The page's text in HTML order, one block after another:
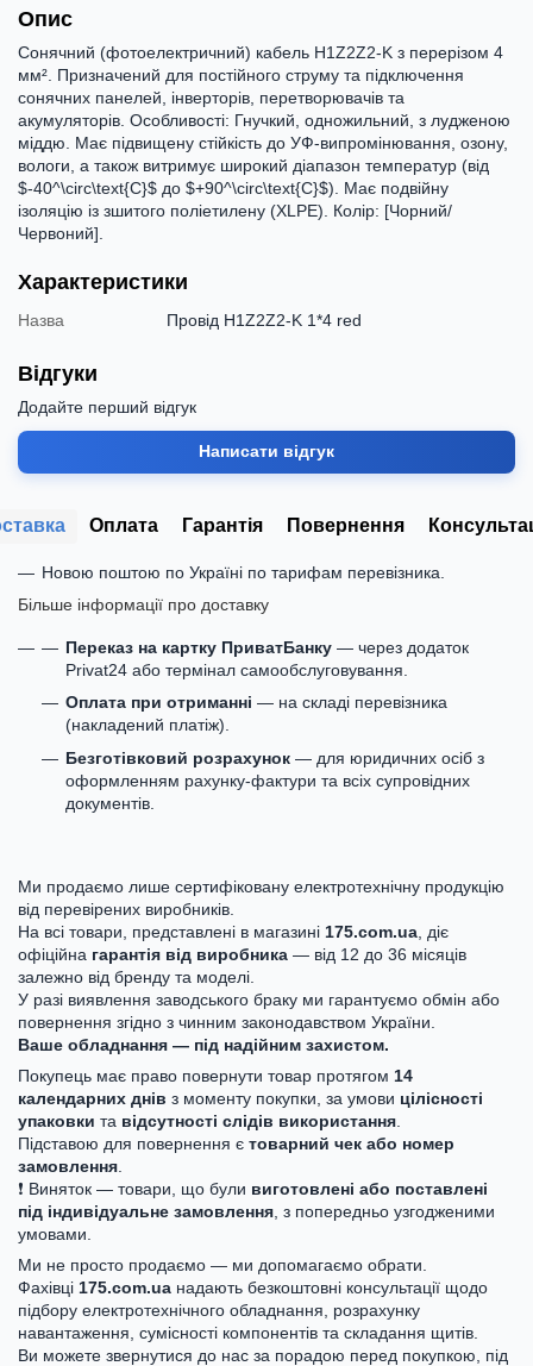
Опис
Сонячний (фотоелектричний) кабель H1Z2Z2-K з перерізом 4
мм². Призначений для постійного струму та підключення
сонячних панелей, інверторів, перетворювачів та
акумуляторів. Особливості: Гнучкий, одножильний, з лудженою
міддю. Має підвищену стійкість до УФ-випромінювання, озону,
вологи, а також витримує широкий діапазон температур (від
$-40^\circ\text{C}$ до $+90^\circ\text{C}$). Має подвійну
ізоляцію із зшитого поліетилену (XLPE). Колір: [Чорний/
Червоний].
Характеристики
Назва Провід H1Z2Z2-K 1*4 red
Відгуки
Додайте перший відгук
Написати відгук
Оплата Гарантія Повернення
Новою поштою по Україні по тарифам перевізника.
Більше інформації про доставку
Переказ на картку ПриватБанку — через додаток
Privat24 або термінал самообслуговування.
Оплата при отриманні — на складі перевізника
(накладений платіж).
Безготівковий розрахунок — для юридичних осіб з
оформленням рахунку-фактури та всіх супровідних
документів.
Ми продаємо лише сертифіковану електротехнічну продукцію
від перевірених виробників.
На всі товари, представлені в магазині 175.com.ua , діє
офіційна гарантія від виробника — від 12 до 36 місяців
залежно від бренду та моделі.
У разі виявлення заводського браку ми гарантуємо обмін або
повернення згідно з чинним законодавством України.
Ваше обладнання — під надійним захистом.
Покупець має право повернути товар протягом 14
календарних днів з моменту покупки, за умови цілісності
упаковки та відсутності слідів використання
Підставою для повернення є товарний чек або номер
замовлення
❗ Виняток — товари, що були виготовлені або поставлені
під індивідуальне замовлення , з попередньо узгодженими
умовами.
Ми не просто продаємо — ми допомагаємо обрати.
Фахівці 175.com.ua надають безкоштовні консультації щодо
підбору електротехнічного обладнання, розрахунку
навантаження, сумісності компонентів та складання щитів.
Ви можете звернутися до нас за порадою перед покупкою, під